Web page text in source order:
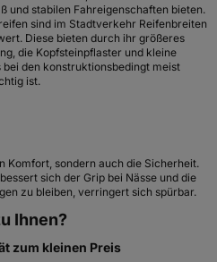
und stabilen Fahreigenschaften bieten.
sind im Stadtverkehr Reifenbreiten
Diese bieten durch ihr größeres
die Kopfsteinpflaster und kleine
den konstruktionsbedingt meist
ist.
Komfort, sondern auch die Sicherheit.
sich der Grip bei Nässe und die
zu bleiben, verringert sich spürbar.
Ihnen?
zum kleinen Preis